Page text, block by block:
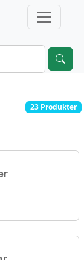
23 Produkter